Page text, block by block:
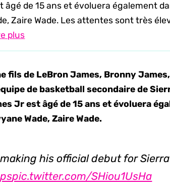
âgé de 15 ans et évoluera également
Zaire Wade. Les attentes sont très
plus
fils de LeBron James, Bronny
de basketball secondaire de
Jr est âgé de 15 ans et évoluera
Wade, Zaire Wade.
his official debut for
pic.twitter.com/SHiou1UsHa